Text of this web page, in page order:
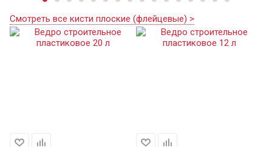
Смотреть все кисти плоские (флейцевые) >